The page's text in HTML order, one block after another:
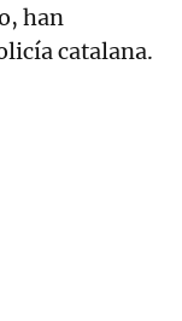
han
catalana.